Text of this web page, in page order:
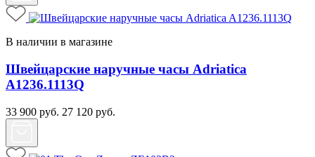
В наличии в магазине
Швейцарские наручные часы Adriatica
A1236.1113Q
33 900 руб. 27 120 руб.